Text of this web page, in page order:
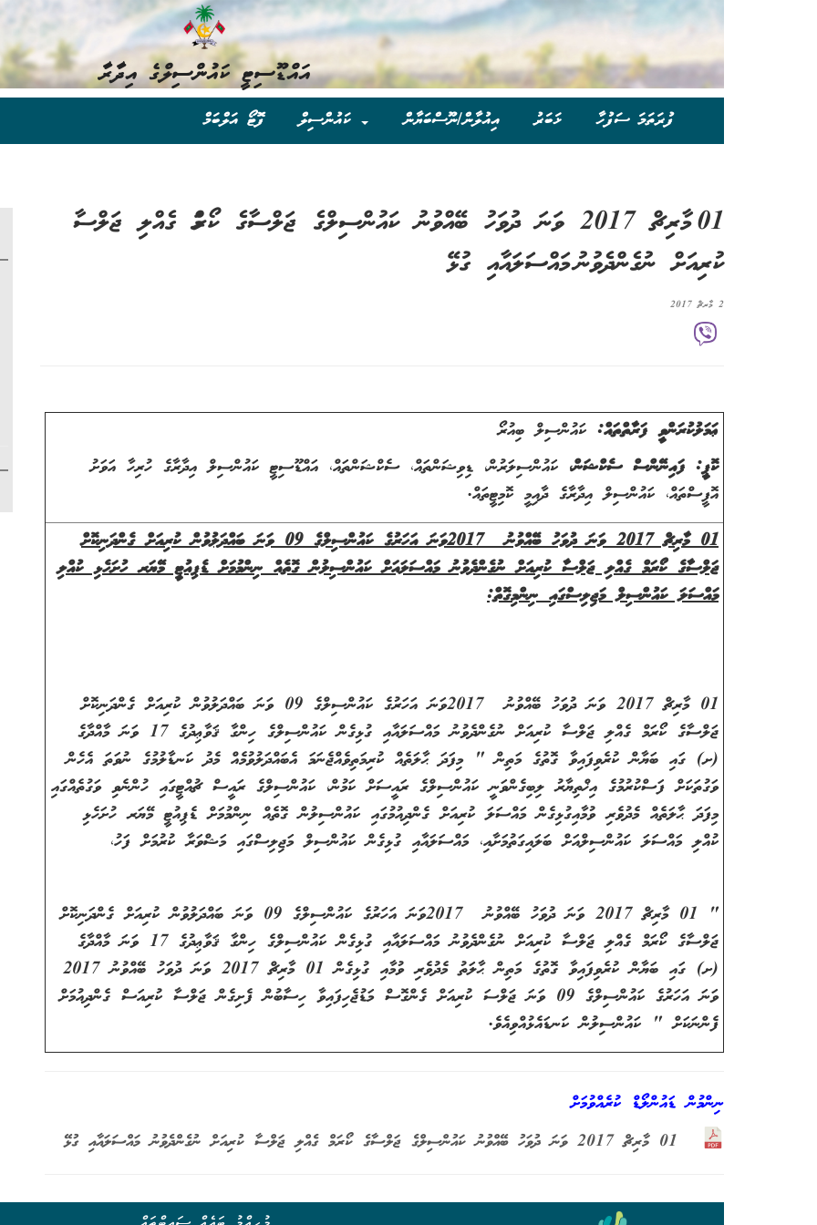
އައްޑޫސިޓީ ކައުންސިލްގެ އިދާރާ
ފުރަތަމަ ސަފުހާ ޚަބަރު އިއުލާން/ނޫސްބަޔާން ފޮޓޯ އަލްބަމް
01 މާރިޗް 2017 ވަނަ ދުވަހު ބޭއްވުނު ކައުންސިލްގެ ޖަލްސާގެ ކޯރަމް ގެއްލި ޖަލްސާ
ކުރިއަށް ނުގެންދެވުނު މައްސަލައާއި ގުޅޭ
2 މާރޗް 2017
ޢަމަލުކުރަންވީ ފަރާތްތައް: ކައުންސިލް ބިއުރޯ
ކޮޕީ: ފައިނޭންސް ސެކްޝަން، ކައުންސިލަރުން، ޑިވިޝަންތައް، ސެކްޝަންތައް، އައްޑޫސިޓީ ކައުންސިލް އިދާރާގެ ހުރިހާ އަވަށު
އޮފީސްތައް، ކައުންސިލް އިދާރާގެ ދާއިމީ ކޮމިޓީތައް.
01 މާރިޗް 2017 ވަނަ ދުވަހު ބޭއްވުނު
2017
ވަނަ އަހަރުގެ ކައުންސިލްގެ 09 ވަނަ ބައްދަލުވުން ކުރިއަށް ގެންދަނިކޮށް
ޖަލްސާގެ ކޯރަމް ގެއްލި ޖަލްސާ ކުރިއަށް ނުގެންދެވުނު މައްސަލައަށް ކައުންސިލުން ގޮތެއް ނިންމުމަށް ޑެޕިއުޓީ މޭޔަރ ހުށަހެޅި ކުއްލި
މައްސަލަ ކައުންސިލް މަޖިލިސްގައި ނިންމިގޮތް:
01 މާރިޗް 2017 ވަނަ ދުވަހު ބޭއްވުނު 2017
ވަނަ އަހަރުގެ ކައުންސިލްގެ 09 ވަނަ ބައްދަލުވުން ކުރިއަށް ގެންދަނިކޮށް
ޖަލްސާގެ ކޯރަމް ގެއްލި ޖަލްސާ ކުރިއަށް ނުގެންދެވުނު މައްސަލައާއި ގުޅިގެން ކައުންސިލްގެ ހިންގާ ޤަވާޢިދުގެ 17 ވަނަ މާއްދާގެ
(ށ) ގައި ބަޔާން ކުރެވިފައިވާ ގޮތުގެ މަތިން " މިފަދަ ޙާލަތެއް ކުރިމަތިވެއްޖެނަމަ އެބައްދަލުވުމެއް މެދު ކަނޑާލުމުގެ ނުވަތަ އެހެން
ވަގުތަކަށް ފަސްކުރުމުގެ އިޚްތިޔާރު ލިބިގެންވަނީ ކައުންސިލްގެ ރައީސަށް ކަމުން، ކައުންސިލްގެ ރައީސް ޗުއްޓީގައި ހުންނެވި ވަގުތެއްގައި
މިފަދަ ޙާލަތެއް މެދުވެރި ވުމާއިގުޅިގެން މައްސަލަ ކުރިއަށް ގެންދިއުމުގައި ކައުންސިލުން ގޮތެއް ނިންމުމަށް ޑެޕިއުޓީ މޭޔަރ ހުށަހެޅި
ކުއްލި މައްސަލަ ކައުންސިލްއަށް ބަލައިގަތުމަށާއި، މައްސަލައާއި ގުޅިގެން ކައުންސިލް މަޖިލިސްގައި މަޝްވަރާ ކުރުމަށް ފަހު،
" 01 މާރިޗް 2017 ވަނަ ދުވަހު ބޭއްވުނު 2017
ވަނަ އަހަރުގެ ކައުންސިލްގެ 09 ވަނަ ބައްދަލުވުން ކުރިއަށް ގެންދަނިކޮށް
ޖަލްސާގެ ކޯރަމް ގެއްލި ޖަލްސާ ކުރިއަށް ނުގެންދެވުނު މައްސަލައާއި ގުޅިގެން ކައުންސިލްގެ ހިންގާ ޤަވާޢިދުގެ 17 ވަނަ މާއްދާގެ
(ށ) ގައި ބަޔާން ކުރެވިފައިވާ ގޮތުގެ މަތިން ޙާލަތު މެދުވެރި ވުމާއި ގުޅިގެން 01 މާރިޗް 2017 ވަނަ ދުވަހު ބޭއްވުނު
2017
ވަނަ އަހަރުގެ ކައުންސިލްގެ 09 ވަނަ ޖަލްސަ ކުރިއަށް ގެންގޮސް މަޑުޖެހިފައިވާ ހިސާބުން ފެށިގެން ޖަލްސާ ކުރިއަސް ގެންދިއުމަށް
ފެންނަކަށް " ކައުންސިލުން ކަނޑައެޅުއްވިއެވެ.
ނިންމުން ޑައުންލޯޑް ކުރެއްވުމަށް
01 މާރިޗް 2017 ވަނަ ދުވަހު ބޭއްވުނު ކައުންސިލްގެ ޖަލްސާގެ ކޯރަމް ގެއްލި ޖަލްސާ ކުރިއަށް ނުގެންދެވުނު މައްސަލައާއި ގުޅޭ